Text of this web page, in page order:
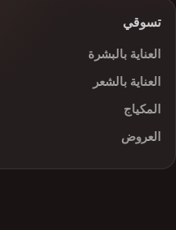
تسوقي
العناية بالبشرة
العناية بالشعر
المكياج
العروض